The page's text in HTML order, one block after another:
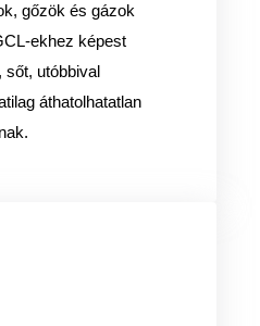
gőzök és gázok
ekhez képest
sőt, utóbbival
áthatolhatatlan